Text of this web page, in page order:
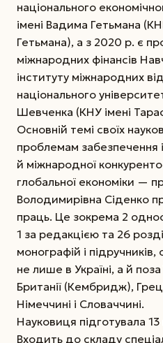
національного
імені Вадима Гетьмана
Гетьмана), а з 2020 р. є
міжнародних фінансів
інституту міжнародних
національного
Шевченка (КНУ імені
Основній темі своїх
проблемам забезпечення
й міжнародної
глобальної економіки —
Володимирівна Сіденко
праць. Це зокрема 2
1 за редакцією та 26
монографій і підручників,
не лише в Україні, а й
Британії (Кембридж),
Німеччині і Словаччині.
Науковиця підготувала
Входить до складу